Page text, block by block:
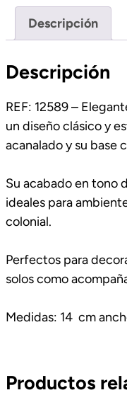
Descripción
Descripción
REF: 12589 –
un diseño clásico y
acanalado y su base
Su acabado en tono
ideales para
colonial.
Perfectos para
solos como
Medidas: 14 cm
Productos